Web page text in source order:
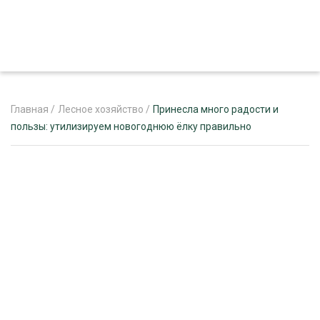
Главная / Лесное хозяйство / Принесла много радости и
пользы: утилизируем новогоднюю ёлку правильно